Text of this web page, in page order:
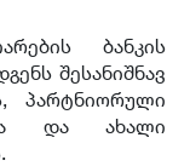
ბანკის
შესანიშნავ
, პარტნიორული
და ახალი
.